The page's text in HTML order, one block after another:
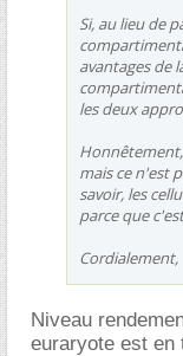
Si, au lieu de
avantages de
les deux
mais ce n'est
savoir, les
parce que
Cordialement,
Niveau
euraryote est en